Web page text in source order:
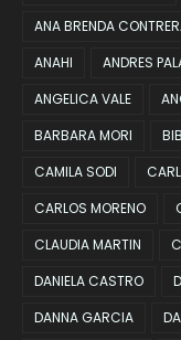
ANA BRENDA
ANAHI
ANDRES
ANGELICA VALE
BARBARA MORI
CAMILA SODI
CARLOS MORENO
CLAUDIA MARTIN
DANIELA CASTRO
DANNA GARCIA